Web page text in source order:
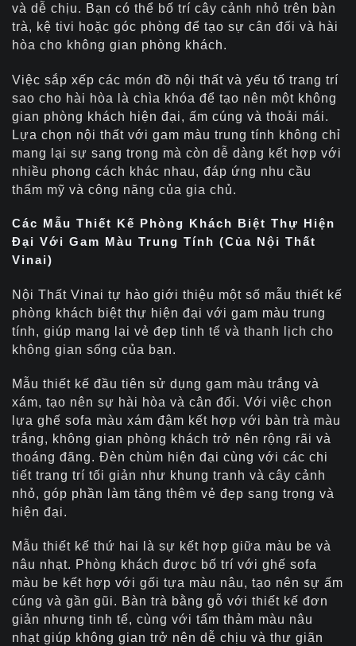
và dễ chịu. Bạn có thể bố trí cây cảnh nhỏ trên bàn
trà, kệ tivi hoặc góc phòng để tạo sự cân đối và hài
hòa cho không gian phòng khách.
Việc sắp xếp các món đồ nội thất và yếu tố trang trí
sao cho hài hòa là chìa khóa để tạo nên một không
gian phòng khách hiện đại, ấm cúng và thoải mái.
Lựa chọn nội thất với gam màu trung tính không chỉ
mang lại sự sang trọng mà còn dễ dàng kết hợp với
nhiều phong cách khác nhau, đáp ứng nhu cầu
thẩm mỹ và công năng của gia chủ.
Các Mẫu Thiết Kế Phòng Khách Biệt Thự Hiện
Đại Với Gam Màu Trung Tính (Của Nội Thất
Vinai)
Nội Thất Vinai tự hào giới thiệu một số mẫu thiết kế
phòng khách biệt thự hiện đại với gam màu trung
tính, giúp mang lại vẻ đẹp tinh tế và thanh lịch cho
không gian sống của bạn.
Mẫu thiết kế đầu tiên sử dụng gam màu trắng và
xám, tạo nên sự hài hòa và cân đối. Với việc chọn
lựa ghế sofa màu xám đậm kết hợp với bàn trà màu
trắng, không gian phòng khách trở nên rộng rãi và
thoáng đãng. Đèn chùm hiện đại cùng với các chi
tiết trang trí tối giản như khung tranh và cây cảnh
nhỏ, góp phần làm tăng thêm vẻ đẹp sang trọng và
hiện đại.
Mẫu thiết kế thứ hai là sự kết hợp giữa màu be và
nâu nhạt. Phòng khách được bố trí với ghế sofa
màu be kết hợp với gối tựa màu nâu, tạo nên sự ấm
cúng và gần gũi. Bàn trà bằng gỗ với thiết kế đơn
giản nhưng tinh tế, cùng với tấm thảm màu nâu
nhạt giúp không gian trở nên dễ chịu và thư giãn